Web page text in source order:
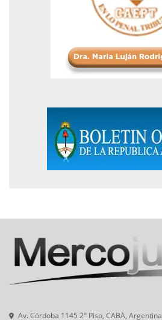
Av. Córdoba 1145 2° Piso, CABA, Argentina